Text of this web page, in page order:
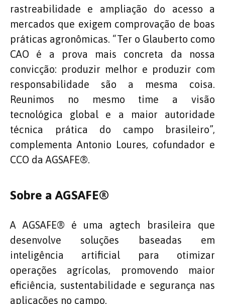
rastreabilidade e ampliação do acesso a
mercados que exigem comprovação de boas
práticas agronômicas. “Ter o Glauberto como
CAO é a prova mais concreta da nossa
convicção: produzir melhor e produzir com
responsabilidade são a mesma coisa.
Reunimos no mesmo time a visão
tecnológica global e a maior autoridade
técnica prática do campo brasileiro”,
complementa Antonio Loures, cofundador e
CCO da AGSAFE®️.
Sobre a AGSAFE®️
A AGSAFE®️ é uma agtech brasileira que
desenvolve soluções baseadas em
inteligência artificial para otimizar
operações agrícolas, promovendo maior
eficiência, sustentabilidade e segurança nas
aplicações no campo.